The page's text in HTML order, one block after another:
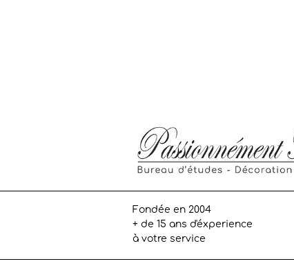
Fondée en 2004
+ de 15 ans d'éxperience
à votre service